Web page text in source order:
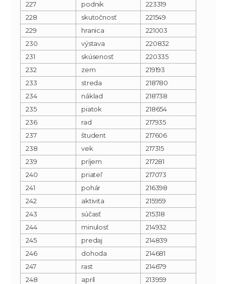
227
podnik
223319
228
skutočnosť
221549
229
hranica
221003
230
výstava
220832
231
skúsenosť
220335
232
zem
219193
233
streda
218780
234
náklad
218738
235
piatok
218654
236
rad
217935
237
študent
217606
238
vek
217315
239
príjem
217281
240
priateľ
217073
241
pohár
216398
242
aktivita
215959
243
súčasť
215318
244
minulosť
214932
245
predaj
214839
246
dohoda
214681
247
rast
214679
248
apríl
213959